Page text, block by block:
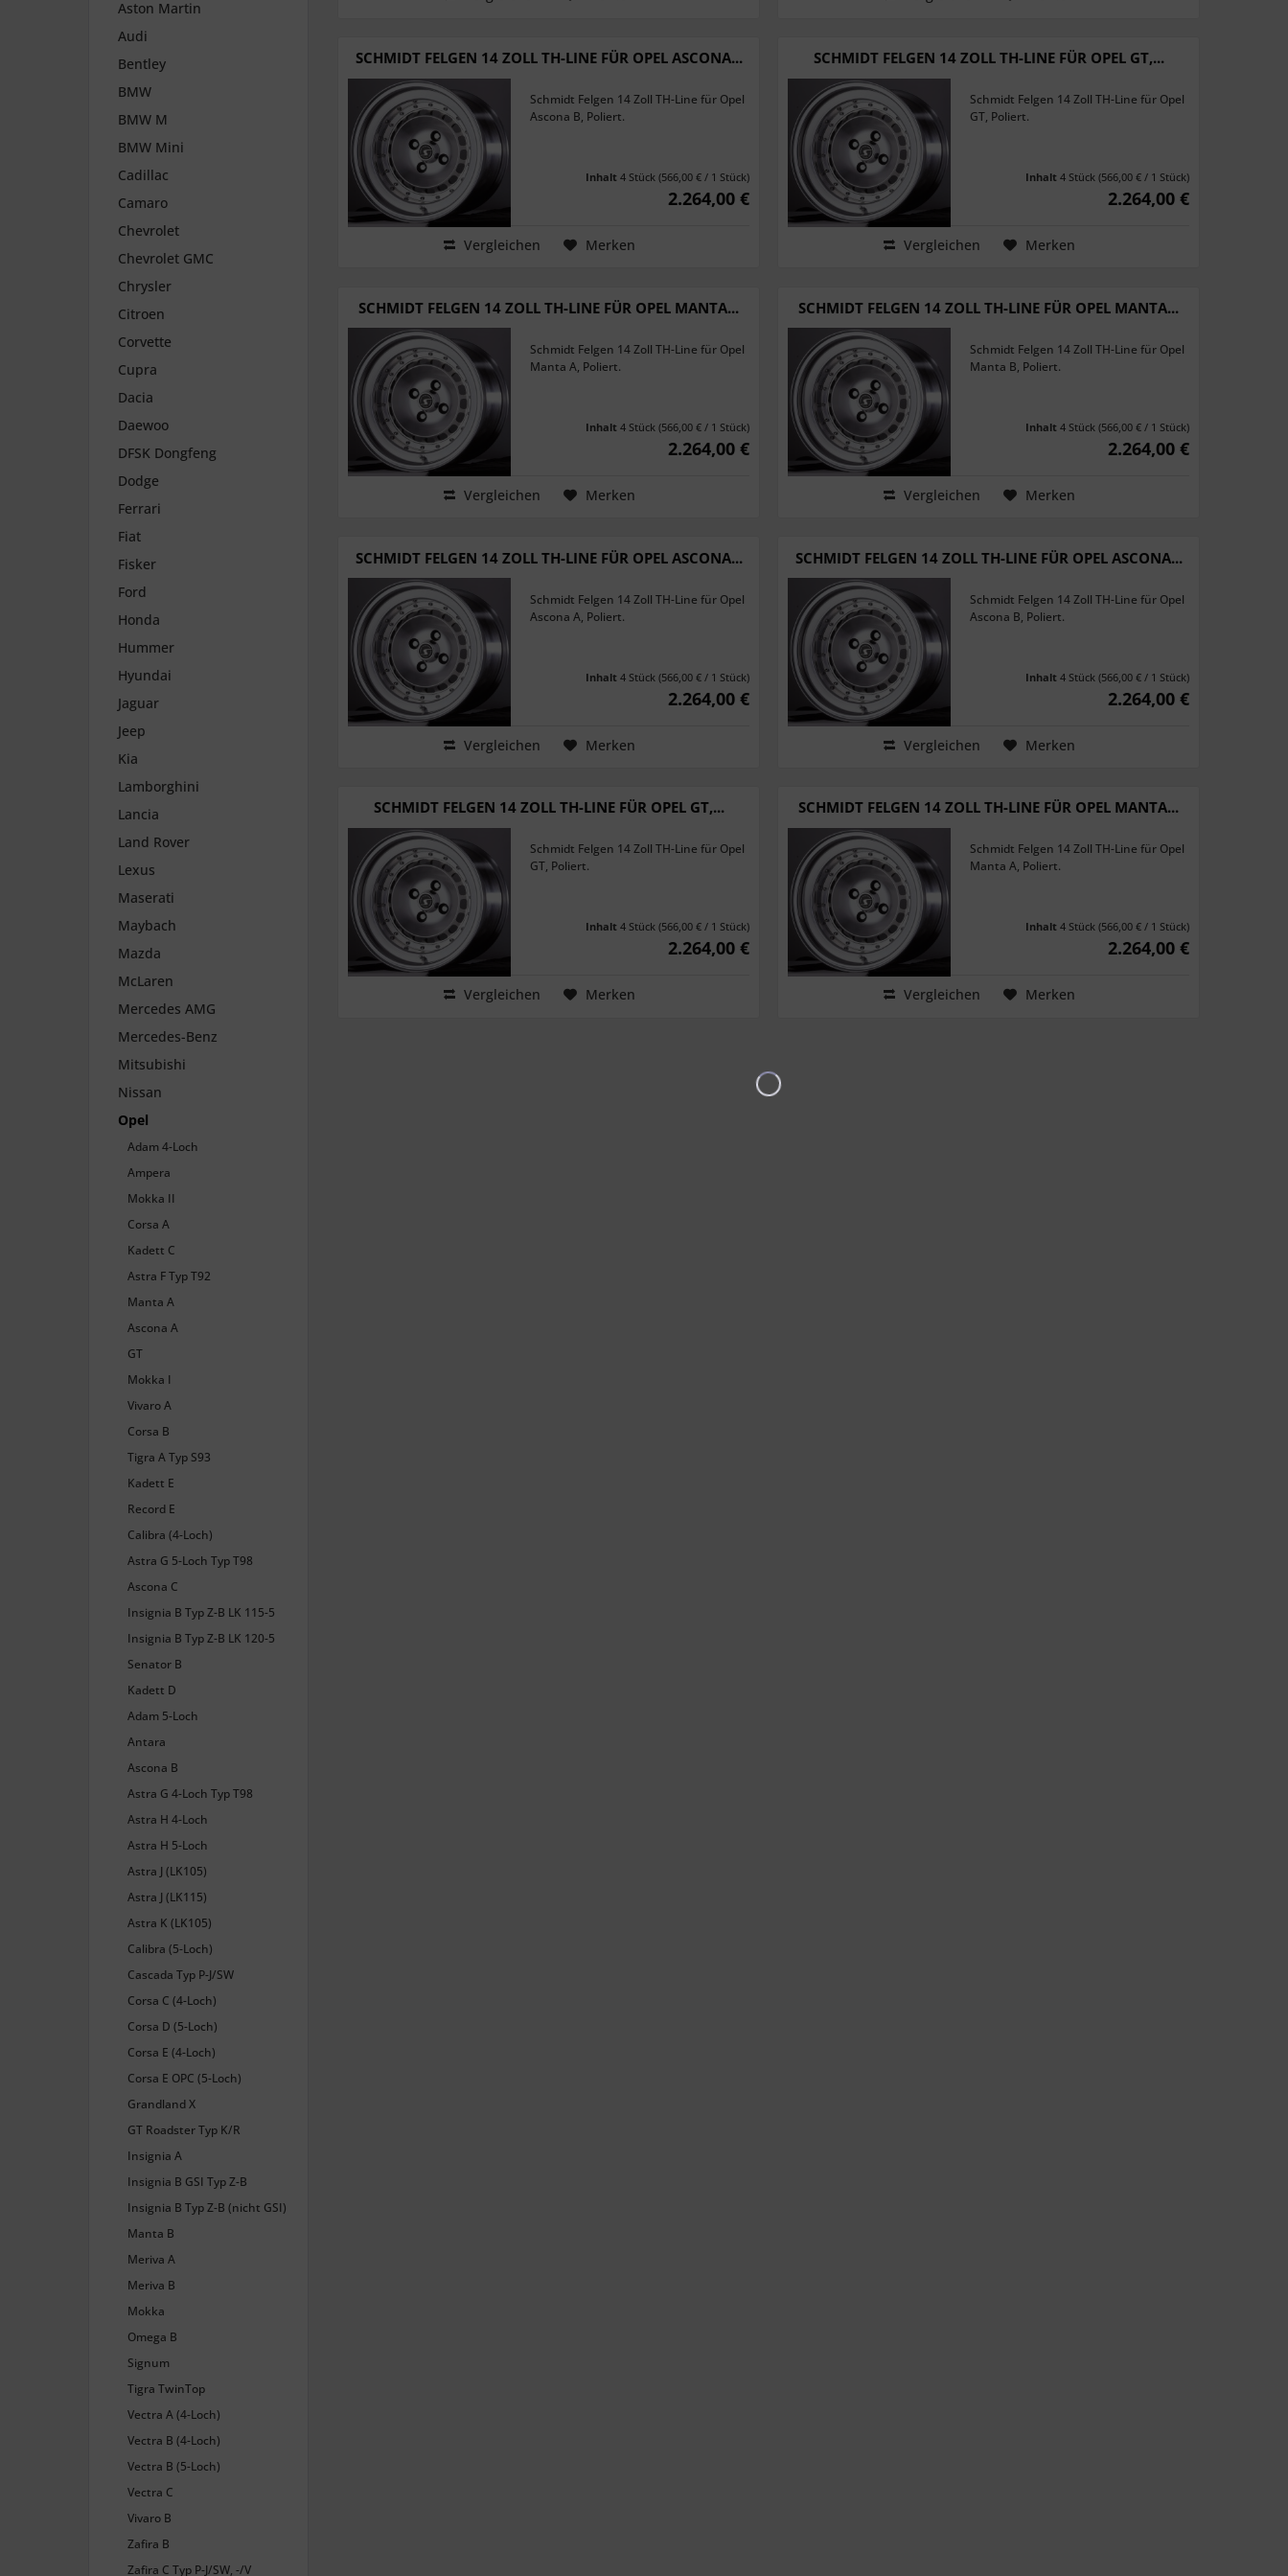
Aston Martin
Audi
Bentley
BMW
BMW M
BMW Mini
Cadillac
Camaro
Chevrolet
Chevrolet GMC
Chrysler
Citroen
Corvette
Cupra
Dacia
Daewoo
DFSK Dongfeng
Dodge
Ferrari
Fiat
Fisker
Ford
Honda
Hummer
Hyundai
Jaguar
Jeep
Kia
Lamborghini
Lancia
Land Rover
Lexus
Maserati
Maybach
Mazda
McLaren
Mercedes AMG
Mercedes-Benz
Mitsubishi
Nissan
Opel
Adam 4-Loch
Ampera
Mokka II
Corsa A
Kadett C
Astra F Typ T92
Manta A
Ascona A
GT
Mokka I
Vivaro A
Corsa B
Tigra A Typ S93
Kadett E
Record E
Calibra (4-Loch)
Astra G 5-Loch Typ T98
Ascona C
Insignia B Typ Z-B LK 115-5
Insignia B Typ Z-B LK 120-5
Senator B
Kadett D
Adam 5-Loch
Antara
Ascona B
Astra G 4-Loch Typ T98
Astra H 4-Loch
Astra H 5-Loch
Astra J (LK105)
Astra J (LK115)
Astra K (LK105)
Calibra (5-Loch)
Cascada Typ P-J/SW
Corsa C (4-Loch)
Corsa D (5-Loch)
Corsa E (4-Loch)
Corsa E OPC (5-Loch)
Grandland X
GT Roadster Typ K/R
Insignia A
Insignia B GSI Typ Z-B
Insignia B Typ Z-B (nicht GSI)
Manta B
Meriva A
Meriva B
Mokka
Omega B
Signum
Tigra TwinTop
Vectra A (4-Loch)
Vectra B (4-Loch)
Vectra B (5-Loch)
Vectra C
Vivaro B
Zafira B
Zafira C Typ P-J/SW, -/V
SCHMIDT FELGEN 14 ZOLL TH-LINE FÜR OPEL ASCONA...
Schmidt Felgen 14 Zoll TH-Line für Opel
Ascona B, Poliert.
Inhalt 4 Stück (566,00 € / 1 Stück)
2.264,00 €
Vergleichen Merken
SCHMIDT FELGEN 14 ZOLL TH-LINE FÜR OPEL GT,...
Schmidt Felgen 14 Zoll TH-Line für Opel
GT, Poliert.
Inhalt 4 Stück (566,00 € / 1 Stück)
2.264,00 €
Vergleichen Merken
SCHMIDT FELGEN 14 ZOLL TH-LINE FÜR OPEL MANTA...
Schmidt Felgen 14 Zoll TH-Line für Opel
Manta A, Poliert.
Inhalt 4 Stück (566,00 € / 1 Stück)
2.264,00 €
Vergleichen Merken
SCHMIDT FELGEN 14 ZOLL TH-LINE FÜR OPEL MANTA...
Schmidt Felgen 14 Zoll TH-Line für Opel
Manta B, Poliert.
Inhalt 4 Stück (566,00 € / 1 Stück)
2.264,00 €
Vergleichen Merken
SCHMIDT FELGEN 14 ZOLL TH-LINE FÜR OPEL ASCONA...
Schmidt Felgen 14 Zoll TH-Line für Opel
Ascona A, Poliert.
Inhalt 4 Stück (566,00 € / 1 Stück)
2.264,00 €
Vergleichen Merken
SCHMIDT FELGEN 14 ZOLL TH-LINE FÜR OPEL ASCONA...
Schmidt Felgen 14 Zoll TH-Line für Opel
Ascona B, Poliert.
Inhalt 4 Stück (566,00 € / 1 Stück)
2.264,00 €
Vergleichen Merken
SCHMIDT FELGEN 14 ZOLL TH-LINE FÜR OPEL GT,...
Schmidt Felgen 14 Zoll TH-Line für Opel
GT, Poliert.
Inhalt 4 Stück (566,00 € / 1 Stück)
2.264,00 €
Vergleichen Merken
SCHMIDT FELGEN 14 ZOLL TH-LINE FÜR OPEL MANTA...
Schmidt Felgen 14 Zoll TH-Line für Opel
Manta A, Poliert.
Inhalt 4 Stück (566,00 € / 1 Stück)
2.264,00 €
Vergleichen Merken